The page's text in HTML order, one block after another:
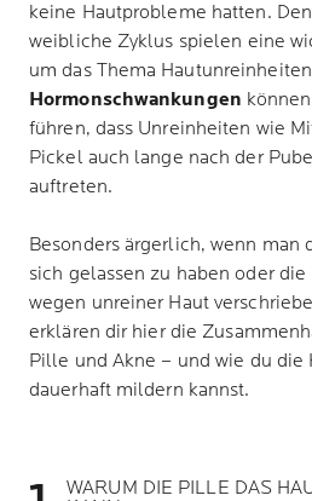
keine Hautprobleme hatten.
weibliche Zyklus spielen eine
um das Thema
Hormonschwankungen
führen, dass Unreinheiten wie
Pickel auch lange nach der
auftreten.
Besonders ärgerlich, wenn man
sich gelassen zu haben oder die
wegen unreiner Haut
erklären dir hier die
Pille und Akne – und wie du die
dauerhaft mildern kannst.
WARUM DIE PILLE DAS